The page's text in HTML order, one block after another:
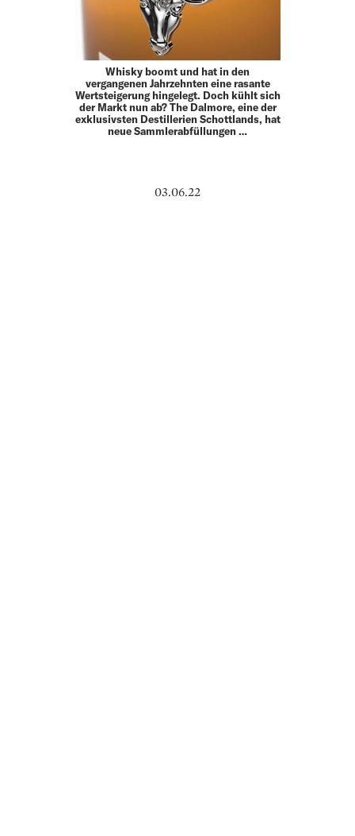
Whisky boomt und hat in den
vergangenen Jahrzehnten eine rasante
Wertsteigerung hingelegt. Doch kühlt sich
der Markt nun ab? The Dalmore, eine der
exklusivsten Destillerien Schottlands, hat
neue Sammlerabfüllungen …
03.06.22